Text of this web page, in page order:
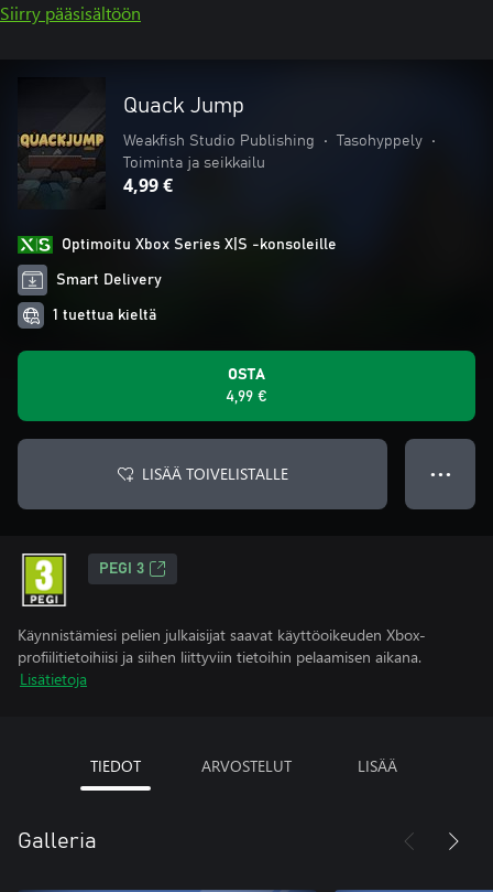
Siirry pääsisältöön
Quack Jump
Weakfish Studio Publishing • Tasohyppely
•
Toiminta ja seikkailu
4,99 €
Optimoitu Xbox Series X|S -konsoleille
Smart Delivery
1 tuettua kieltä
OSTA
4,99 €
LISÄÄ TOIVELISTALLE ● ● ●
PEGI 3
Käynnistämiesi pelien julkaisijat saavat käyttöoikeuden Xbox-
profiilitietoihiisi ja siihen liittyviin tietoihin pelaamisen aikana.
Lisätietoja
TIEDOT ARVOSTELUT LISÄÄ
Galleria